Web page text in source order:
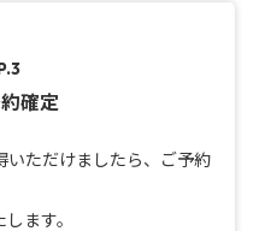
確定
いただけましたら、ご予約
ます。